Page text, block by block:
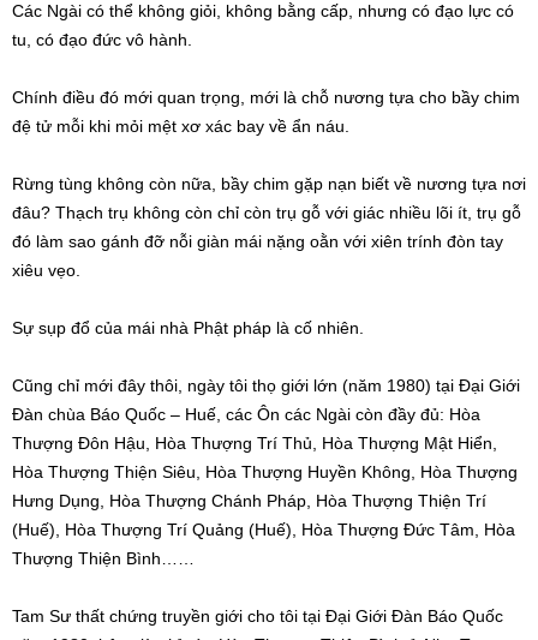
Các Ngài có thể không giỏi, không bằng cấp, nhưng có đạo lực có
tu, có đạo đức vô hành.
Chính điều đó mới quan trọng, mới là chỗ nương tựa cho bầy chim
đệ tử mỗi khi mỏi mệt xơ xác bay về ẩn náu.
Rừng tùng không còn nữa, bầy chim gặp nạn biết về nương tựa nơi
đâu? Thạch trụ không còn chỉ còn trụ gỗ với giác nhiều lõi ít, trụ gỗ
đó làm sao gánh đỡ nỗi giàn mái nặng oằn với xiên trính đòn tay
xiêu vẹo.
Sự sụp đổ của mái nhà Phật pháp là cố nhiên.
Cũng chỉ mới đây thôi, ngày tôi thọ giới lớn (năm 1980) tại Đại Giới
Đàn chùa Báo Quốc – Huế, các Ôn các Ngài còn đầy đủ: Hòa
Thượng Đôn Hậu, Hòa Thượng Trí Thủ, Hòa Thượng Mật Hiển,
Hòa Thượng Thiện Siêu, Hòa Thượng Huyền Không, Hòa Thượng
Hưng Dụng, Hòa Thượng Chánh Pháp, Hòa Thượng Thiện Trí
(Huế), Hòa Thượng Trí Quảng (Huế), Hòa Thượng Đức Tâm, Hòa
Thượng Thiện Bình……
Tam Sư thất chứng truyền giới cho tôi tại Đại Giới Đàn Báo Quốc